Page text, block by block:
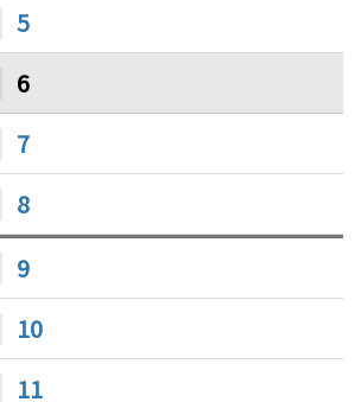
5
6
7
8
9
10
11